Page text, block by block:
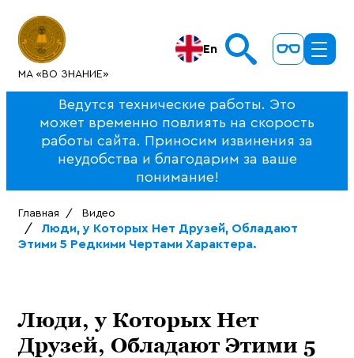
МА «ВО ЗНАНИЕ»
En
Ведутся технические работы. Это
может временно повлиять на скорость
работы сайта. Приносим извинения за
неудобства и благодарим за ваше
понимание!
Главная Видео
Люди, у Которых Нет Друзей, Обладают
Этими 5 Редкими Чертами Характера.
Люди, у Которых Нет
Друзей, Обладают Этими 5